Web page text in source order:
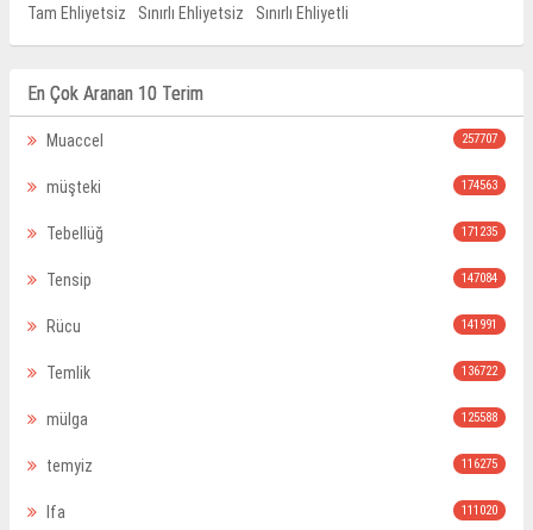
Tam Ehliyetsiz Sınırlı Ehliyetsiz Sınırlı Ehliyetli
En Çok Aranan 10 Terim
Muaccel 257707
müşteki 174563
Tebellüğ 171235
Tensip 147084
Rücu 141991
Temlik 136722
mülga 125588
temyiz 116275
Ifa 111020